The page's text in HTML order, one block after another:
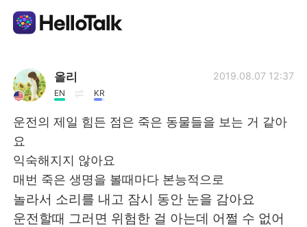
Language Exchange App
AI Grammar Checker
简体中文 繁體中文
올리
EN KR
2019.08.07 12:37
운전의 제일 힘든 점은 죽은 동물들을 보는 거 같아
요
익숙해지지 않아요
매번 죽은 생명을 볼때마다 본능적으로
놀라서 소리를 내고 잠시 동안 눈을 감아요
운전할때 그러면 위험한 걸 아는데 어쩔 수 없어